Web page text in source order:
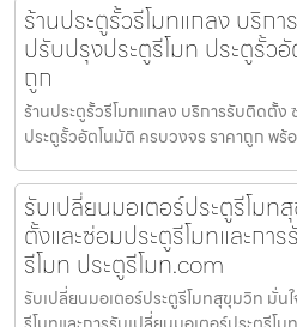
ร้านประตูรั้วรีโมทแกลง บริก
ปรับปรุงประตูรีโมท ประตูรั้ว
ถูก
ร้านประตูรั้วรีโมทแกลง บริการรับติดตั้ง
ประตูรั้วอัตโนมัติ ครบวงจร ราคาถูก พร้
รับเปลี่ยนมอเตอร์ประตูรีโมท
ตั้งและซ่อมประตูรีโมทและกา
รีโมท ประตูรีโมท.com
รับเปลี่ยนมอเตอร์ประตูรีโมทสุขุมวิท มั่น